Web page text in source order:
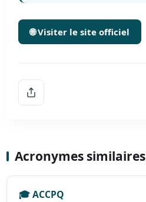
🌐 Visiter le site officiel
Acronymes similaires
🎓 ACCPQ